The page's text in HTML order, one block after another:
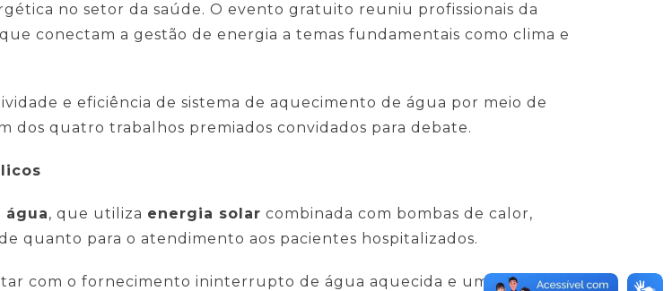
no setor da saúde. O evento gratuito reuniu profissionais da
conectam a gestão de energia a temas fundamentais como clima e
e eficiência de sistema de aquecimento de água por meio de
dos quatro trabalhos premiados convidados para debate.
, que utiliza energia solar combinada com bombas de calor,
quanto para o atendimento aos pacientes hospitalizados.
com o fornecimento ininterrupto de água aquecida e um aumento